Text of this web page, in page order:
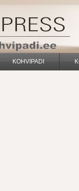
KOHVIPADI